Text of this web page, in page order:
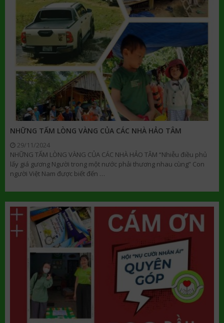
NHỮNG TẤM LÒNG VÀNG CỦA CÁC NHÀ HẢO TÂM
29/11/2024
NHỮNG TẤM LÒNG VÀNG CỦA CÁC NHÀ HẢO TÂM “Nhiễu điều phủ
lấy giá gương Người trong một nước phải thương nhau cùng” Con
người Việt Nam được biết đến …